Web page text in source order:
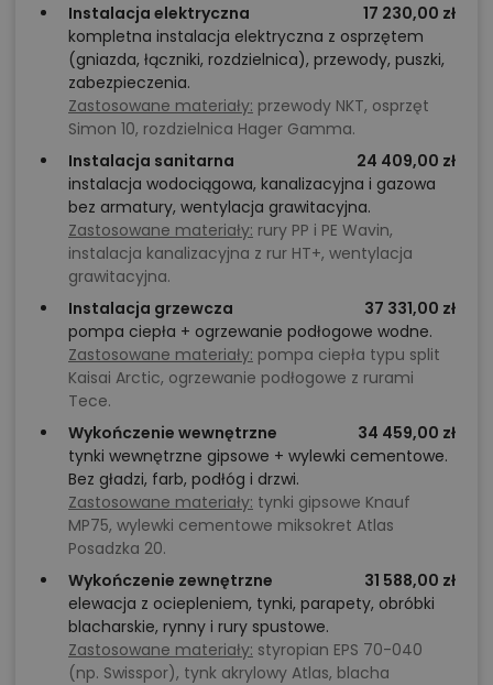
Instalacja elektryczna
17 230,00 zł
kompletna instalacja elektryczna z osprzętem
(gniazda, łączniki, rozdzielnica), przewody, puszki,
zabezpieczenia.
Zastosowane materiały: przewody NKT, osprzęt
Simon 10, rozdzielnica Hager Gamma.
Instalacja sanitarna
24 409,00 zł
instalacja wodociągowa, kanalizacyjna i gazowa
bez armatury, wentylacja grawitacyjna.
Zastosowane materiały: rury PP i PE Wavin,
instalacja kanalizacyjna z rur HT+, wentylacja
grawitacyjna.
Instalacja grzewcza
37 331,00 zł
pompa ciepła + ogrzewanie podłogowe wodne.
Zastosowane materiały: pompa ciepła typu split
Kaisai Arctic, ogrzewanie podłogowe z rurami
Tece.
Wykończenie wewnętrzne
34 459,00 zł
tynki wewnętrzne gipsowe + wylewki cementowe.
Bez gładzi, farb, podłóg i drzwi.
Zastosowane materiały: tynki gipsowe Knauf
MP75, wylewki cementowe miksokret Atlas
Posadzka 20.
Wykończenie zewnętrzne
31 588,00 zł
elewacja z ociepleniem, tynki, parapety, obróbki
blacharskie, rynny i rury spustowe.
Zastosowane materiały: styropian EPS 70-040
(np. Swisspor), tynk akrylowy Atlas, blacha